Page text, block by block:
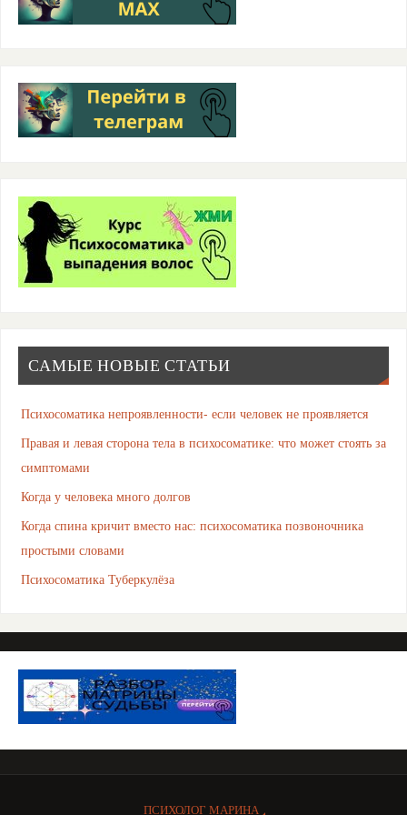
САМЫЕ НОВЫЕ СТАТЬИ
Психосоматика непроявленности- если человек не проявляется
Правая и левая сторона тела в психосоматике: что может стоять за
симптомами
Когда у человека много долгов
Когда спина кричит вместо нас: психосоматика позвоночника
простыми словами
Психосоматика Туберкулёза
ПСИХОЛОГ МАРИНА